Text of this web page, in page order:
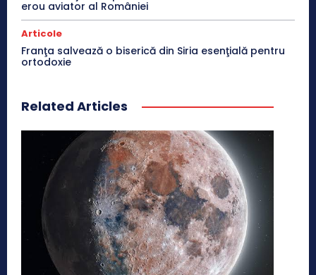
erou aviator al României
Articole
Franţa salvează o biserică din Siria esenţială pentru
ortodoxie
Related Articles